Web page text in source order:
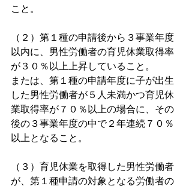
こと。
（２）第１種の申請後から３事業年度
以内に、男性労働者の育児休業取得率
が３０％以上上昇していること。
または、第１種の申請年度に子が出生
した男性労働者が５人未満かつ育児休
業取得率が７０％以上の場合に、その
後の３事業年度の中で２年連続７０％
以上となること。
（３）育児休業を取得した男性労働者
が、第１種申請の対象となる労働者の